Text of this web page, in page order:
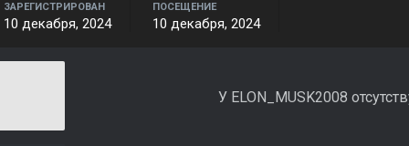
ЗАРЕГИСТРИРОВАН
10 декабря, 2024
ПОСЕЩЕНИЕ
10 декабря, 2024
У ELON_MUSK2008